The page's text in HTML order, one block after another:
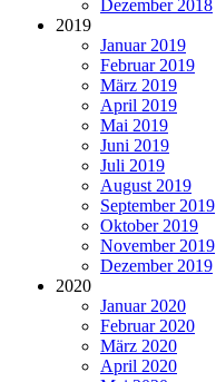
Dezember 2018
2019
Januar 2019
Februar 2019
März 2019
April 2019
Mai 2019
Juni 2019
Juli 2019
August 2019
September 2019
Oktober 2019
November 2019
Dezember 2019
2020
Januar 2020
Februar 2020
März 2020
April 2020